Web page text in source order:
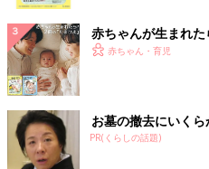
赤ちゃんが生まれた
赤ちゃん・育児
お墓の撤去にいく
PR(くらしの話題)